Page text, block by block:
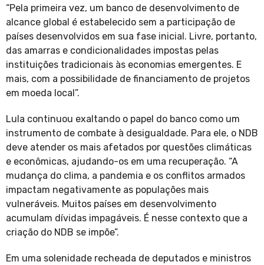
“Pela primeira vez, um banco de desenvolvimento de
alcance global é estabelecido sem a participação de
países desenvolvidos em sua fase inicial. Livre, portanto,
das amarras e condicionalidades impostas pelas
instituições tradicionais às economias emergentes. E
mais, com a possibilidade de financiamento de projetos
em moeda local”.
Lula continuou exaltando o papel do banco como um
instrumento de combate à desigualdade. Para ele, o NDB
deve atender os mais afetados por questões climáticas
e econômicas, ajudando-os em uma recuperação. “A
mudança do clima, a pandemia e os conflitos armados
impactam negativamente as populações mais
vulneráveis. Muitos países em desenvolvimento
acumulam dívidas impagáveis. É nesse contexto que a
criação do NDB se impõe”.
Em uma solenidade recheada de deputados e ministros